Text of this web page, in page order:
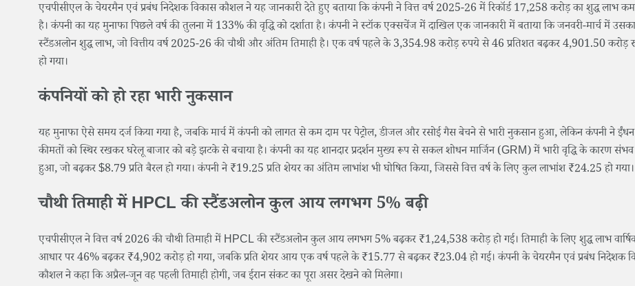
एचपीसीएल के चेयरमैन एवं प्रबंध निदेशक विकास कौशल ने यह जानकारी देते हुए बताया कि कंपनी ने वित्त वर्ष 2025-26 में रिकॉर्ड 17,258 करोड़ का शुद्ध लाभ
है। कंपनी का यह मुनाफा पिछले वर्ष की तुलना में 133% की वृद्धि को दर्शाता है। कंपनी ने स्टॉक एक्सचेंज में दाखिल एक जानकारी में बताया कि जनवरी-मार्च में उसका
स्टैंडअलोन शुद्ध लाभ, जो वित्तीय वर्ष 2025-26 की चौथी और अंतिम तिमाही है। एक वर्ष पहले के 3,354.98 करोड़ रुपये से 46 प्रतिशत बढ़कर 4,901.50 करोड़
हो गया।
कंपनियों को हो रहा भारी नुकसान
यह मुनाफा ऐसे समय दर्ज किया गया है, जबकि मार्च में कंपनी को लागत से कम दाम पर पेट्रोल, डीजल और रसोई गैस बेचने से भारी नुकसान हुआ, लेकिन कंपनी ने
कीमतों को स्थिर रखकर घरेलू बाजार को बड़े झटके से बचाया है। कंपनी का यह शानदार प्रदर्शन मुख्य रूप से सकल शोधन मार्जिन (GRM) में भारी वृद्धि के कारण संभव
हुआ, जो बढ़कर $8.79 प्रति बैरल हो गया। कंपनी ने ₹19.25 प्रति शेयर का अंतिम लाभांश भी घोषित किया, जिससे वित्त वर्ष के लिए कुल लाभांश ₹24.25 हो गया।
चौथी तिमाही में HPCL की स्टैंडअलोन कुल आय लगभग 5% बढ़ी
एचपीसीएल ने वित्त वर्ष 2026 की चौथी तिमाही में HPCL की स्टैंडअलोन कुल आय लगभग 5% बढ़कर ₹1,24,538 करोड़ हो गई। तिमाही के लिए शुद्ध लाभ
आधार पर 46% बढ़कर ₹4,902 करोड़ हो गया, जबकि प्रति शेयर आय एक वर्ष पहले के ₹15.77 से बढ़कर ₹23.04 हो गई। कंपनी के चेयरमैन एवं प्रबंध निदेशक
कौशल ने कहा कि अप्रैल-जून वह पहली तिमाही होगी, जब ईरान संकट का पूरा असर देखने को मिलेगा।